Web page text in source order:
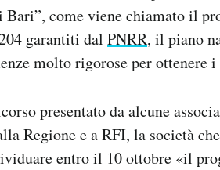
come viene chiamato il
garantiti dal PNRR, il piano
molto rigorose per ottenere
presentato da alcune
Regione e a RFI, la società
entro il 10 ottobre «il